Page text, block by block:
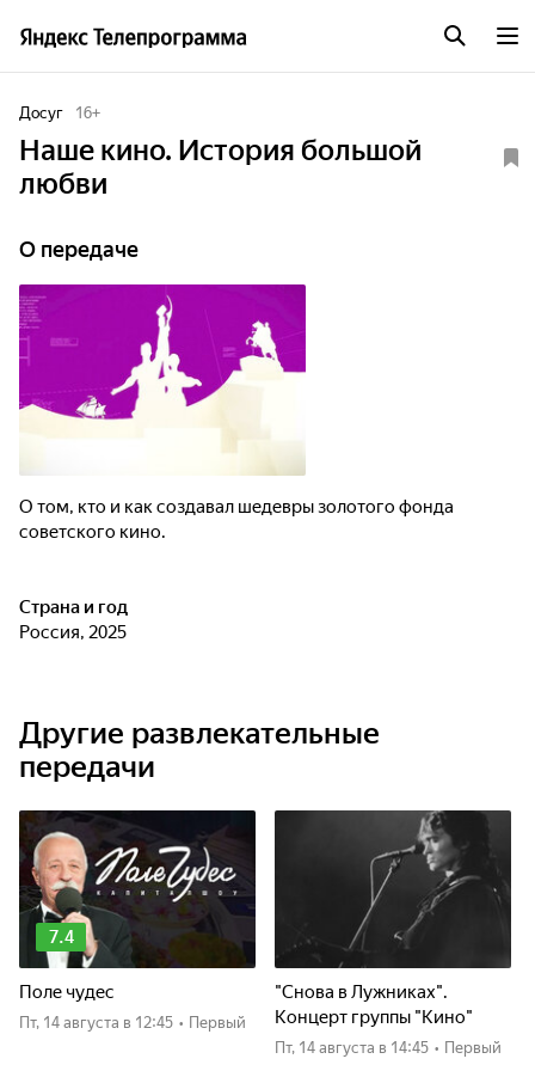
Досуг 16+
Наше кино. История большой
любви
О передаче
О том, кто и как создавал шедевры золотого фонда
советского кино.
Страна и год
Россия, 2025
Другие развлекательные
передачи
7.4
Поле чудес
пт, 14 августа в 12:45 • Первый
"Снова в Лужниках".
Концерт группы "Кино"
пт, 14 августа в 14:45 • Первый